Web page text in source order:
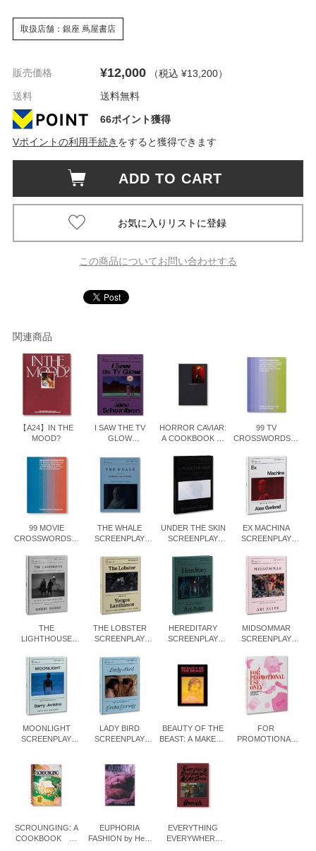
取扱店舗：銀座 蔦屋書店
販売価格 ¥12,000 （税込 ¥13,200）
送料
送料無料
66ポイント獲得
Vポイントの利用手続き をすると獲得できます
ADD TO CART
この商品についてお問い合わせする
関連商品
【A24】IN THE
MOOD?
I SAW THE TV
GLOW
BOOK by Jane
Schoenbrun 映画
『テレビの中に入
りたい』
HORROR CAVIAR:
A COOKBOOK by
ャスティン・J・ウ
ィー
99 TV
CROSSWORDS
ズル集
99 MOVIE
CROSSWORDS
ズル集
THE WHALE
SCREENPLAY
Aronofsky 映画
『ザ・ホエール』
UNDER THE SKIN
SCREENPLAY
Glazer 映画『ア
ンダー・ザ・スキ
ン 種の捕食』
EX MACHINA
SCREENPLAY
Garland 映画『エ
クス・マキナ』
THE
LIGHTHOUSE
BOOK by Robert
Eggers 映画『ラ
イトハウス』
THE LOBSTER
SCREENPLAY
Lanthimos 映画
『ロブスター』
HEREDITARY
SCREENPLAY
ディタリー/継承』
MIDSOMMAR
SCREENPLAY
Aster 映画『ミッ
ドサマー』
MOONLIGHT
SCREENPLAY
ーンライト』
LADY BIRD
SCREENPLAY
ディ・バード』
BEAUTY OF THE
BEAST: A MAKEUP
イクによる変身マ
ニュアル
FOR
PROMOTIONAL
SCROUNGING: A
COOKBOOK 名
EUPHORIA
FASHION by Heidi
EVERYTHING
EVERYWHERE